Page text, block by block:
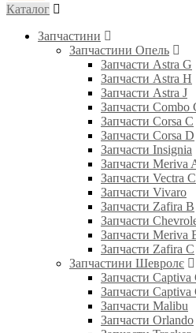
Каталог
Запчастини
Запчастини Опель
Запчасти Astra G
Запчасти Astra H
Запчасти Astra J
Запчасти Combo
Запчасти Corsa C
Запчасти Corsa D
Запчасти Insignia
Запчасти Meriva
Запчасти Vectra C
Запчасти Vivaro
Запчасти Zafira B
Запчасти
Запчасти Meriva
Запчасти Zafira C
Запчастини Шевролє
Запчасти Captiva
Запчасти Captiva
Запчасти Malibu
Запчасти Orlando